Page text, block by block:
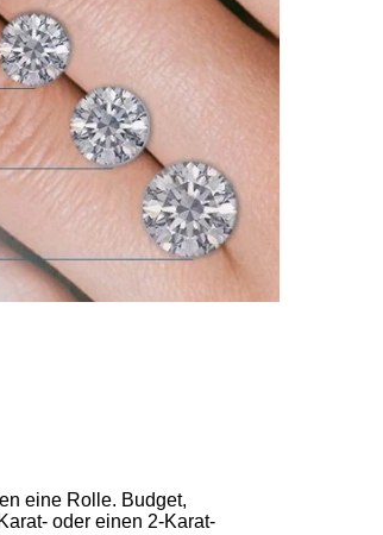
eine Rolle. Budget,
oder einen 2-Karat-